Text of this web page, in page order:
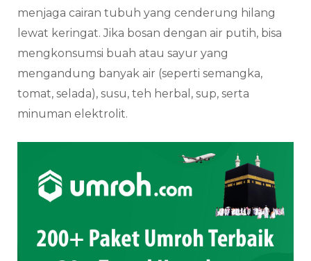
menjaga cairan tubuh yang cenderung hilang
lewat keringat. Jika bosan dengan air putih, bisa
mengkonsumsi buah atau sayur yang
mengandung banyak air (seperti semangka,
tomat, selada), susu, teh herbal, sup, serta
minuman elektrolit.